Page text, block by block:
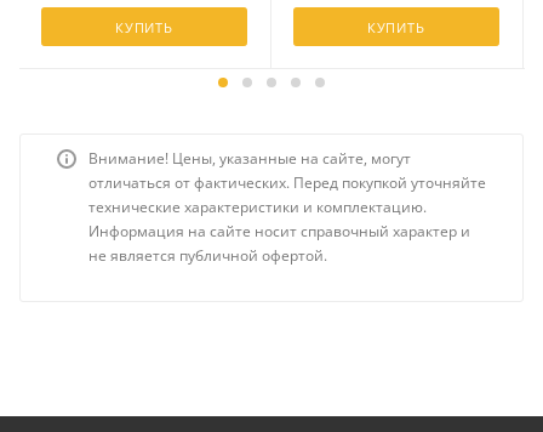
КУПИТЬ КУПИТЬ
Внимание! Цены, указанные на сайте, могут
отличаться от фактических. Перед покупкой уточняйте
технические характеристики и комплектацию.
Информация на сайте носит справочный характер и
не является публичной офертой.